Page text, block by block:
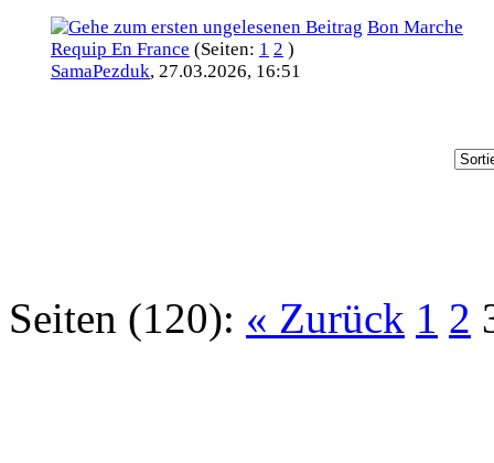
Bon Marche
Requip En France (Seiten: 1 2 )
SamaPezduk, 27.03.2026, 16:51
Seiten (120): « Zurück 1 2